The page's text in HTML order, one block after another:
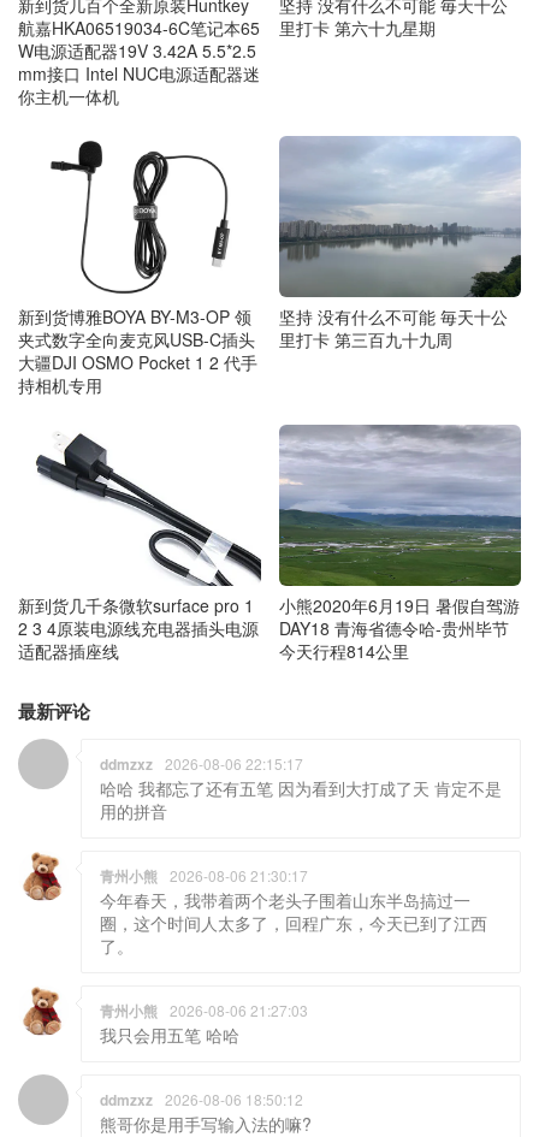
新到货几百个全新原装Huntkey
航嘉HKA06519034-6C笔记本65
W电源适配器19V 3.42A 5.5*2.5
mm接口 Intel NUC电源适配器迷
你主机一体机
坚持 没有什么不可能 毎天十公
里打卡 第六十九星期
新到货博雅BOYA BY-M3-OP 领
夹式数字全向麦克风USB-C插头
大疆DJI OSMO Pocket 1 2 代手
持相机专用
坚持 没有什么不可能 毎天十公
里打卡 第三百九十九周
新到货几千条微软surface pro 1
2 3 4原装电源线充电器插头电源
适配器插座线
小熊2020年6月19日 暑假自驾游
DAY18 青海省德令哈-贵州毕节
今天行程814公里
最新评论
ddmzxz 2026-08-06 22:15:17
哈哈 我都忘了还有五笔 因为看到大打成了天 肯定不是
用的拼音
青州小熊 2026-08-06 21:30:17
今年春天，我带着两个老头子围着山东半岛搞过一
圈，这个时间人太多了，回程广东，今天已到了江西
了。
青州小熊 2026-08-06 21:27:03
我只会用五笔 哈哈
ddmzxz 2026-08-06 18:50:12
熊哥你是用手写输入法的嘛?